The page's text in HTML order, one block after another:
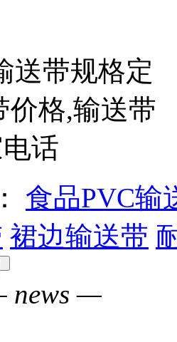
食品PVC输
裙边输送带
news —